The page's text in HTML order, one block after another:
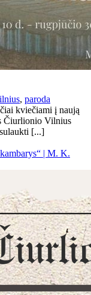
, paroda
kviečiami į naują
Čiurlionio Vilnius
[...]
| M. K.